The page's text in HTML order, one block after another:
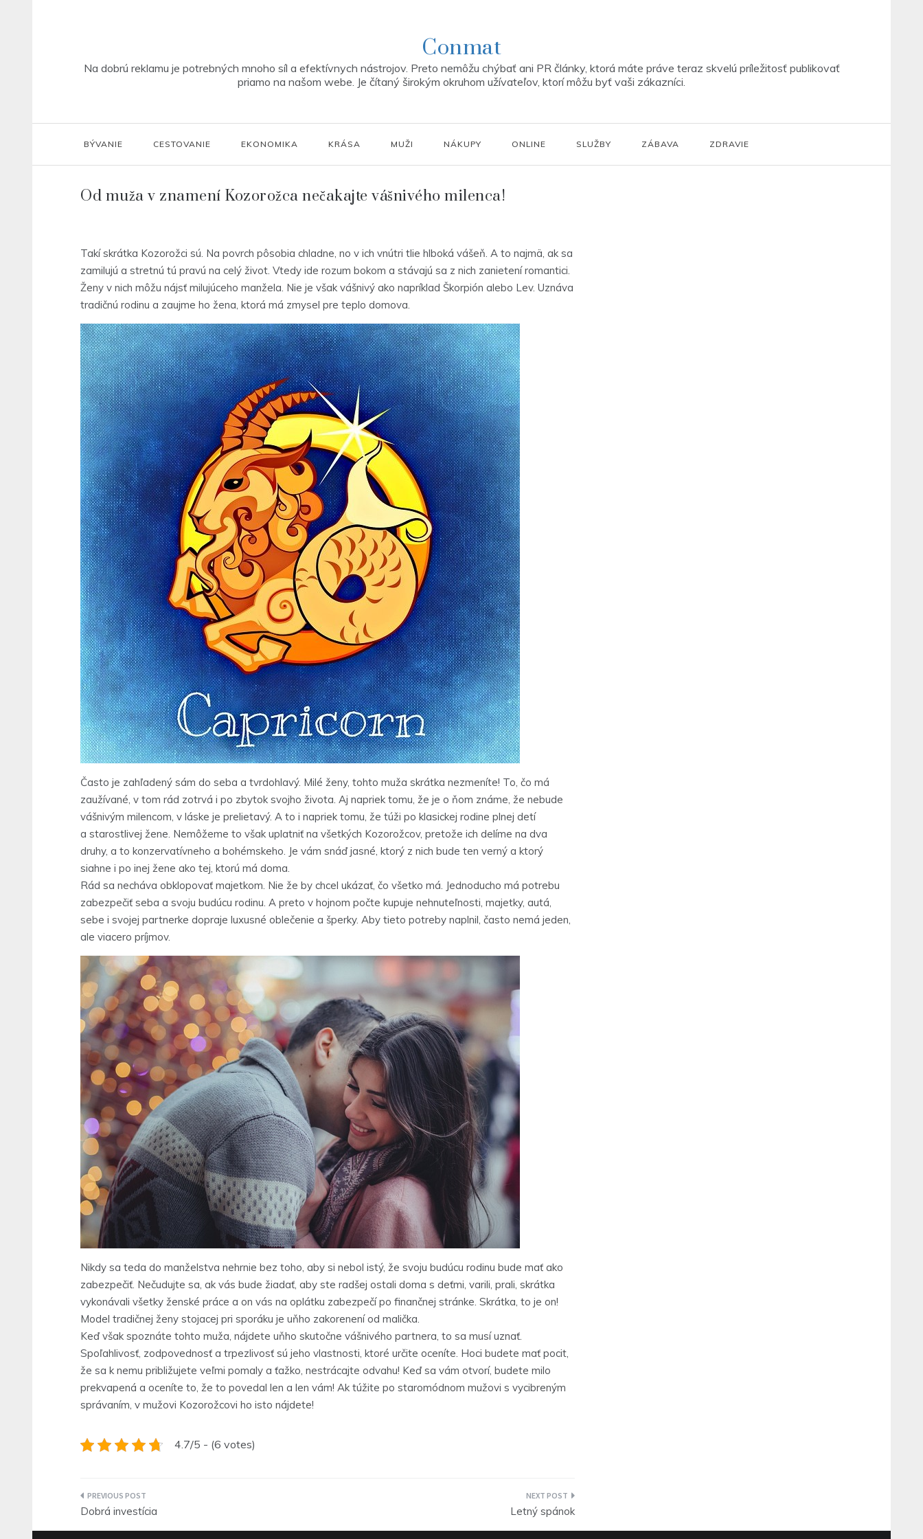
Conmat
Na dobrú reklamu je potrebných mnoho síl a efektívnych nástrojov. Preto nemôžu chýbať ani PR články, ktorá máte práve teraz skvelú príležitosť publikovať
priamo na našom webe. Je čítaný širokým okruhom užívateľov, ktorí môžu byť vaši zákazníci.
BÝVANIE CESTOVANIE EKONOMIKA KRÁSA MUŽI NÁKUPY ONLINE SLUŽBY ZÁBAVA ZDRAVIE
Od muža v znamení Kozorožca nečakajte vášnivého milenca!
Takí skrátka Kozorožci sú. Na povrch pôsobia chladne, no v ich vnútri tlie hlboká vášeň. A to najmä, ak sa
zamilujú a stretnú tú pravú na celý život. Vtedy ide rozum bokom a stávajú sa z nich zanietení romantici.
Ženy v nich môžu nájsť milujúceho manžela. Nie je však vášnivý ako napríklad Škorpión alebo Lev. Uznáva
tradičnú rodinu a zaujme ho žena, ktorá má zmysel pre teplo domova.
Často je zahľadený sám do seba a tvrdohlavý. Milé ženy, tohto muža skrátka nezmeníte! To, čo má
zaužívané, v tom rád zotrvá i po zbytok svojho života. Aj napriek tomu, že je o ňom známe, že nebude
vášnivým milencom, v láske je prelietavý. A to i napriek tomu, že túži po klasickej rodine plnej detí
a starostlivej žene. Nemôžeme to však uplatniť na všetkých Kozorožcov, pretože ich delíme na dva
druhy, a to konzervatívneho a bohémskeho. Je vám snáď jasné, ktorý z nich bude ten verný a ktorý
siahne i po inej žene ako tej, ktorú má doma.
Rád sa necháva obklopovať majetkom. Nie že by chcel ukázať, čo všetko má. Jednoducho má potrebu
zabezpečiť seba a svoju budúcu rodinu. A preto v hojnom počte kupuje nehnuteľnosti, majetky, autá,
sebe i svojej partnerke dopraje luxusné oblečenie a šperky. Aby tieto potreby naplnil, často nemá jeden,
ale viacero príjmov.
Nikdy sa teda do manželstva nehrnie bez toho, aby si nebol istý, že svoju budúcu rodinu bude mať ako
zabezpečiť. Nečudujte sa, ak vás bude žiadať, aby ste radšej ostali doma s deťmi, varili, prali, skrátka
vykonávali všetky ženské práce a on vás na oplátku zabezpečí po finančnej stránke. Skrátka, to je on!
Model tradičnej ženy stojacej pri sporáku je uňho zakorenení od malička.
Keď však spoznáte tohto muža, nájdete uňho skutočne vášnivého partnera, to sa musí uznať.
Spoľahlivosť, zodpovednosť a trpezlivosť sú jeho vlastnosti, ktoré určite oceníte. Hoci budete mať pocit,
že sa k nemu približujete veľmi pomaly a ťažko, nestrácajte odvahu! Keď sa vám otvorí, budete milo
prekvapená a oceníte to, že to povedal len a len vám! Ak túžite po staromódnom mužovi s vycibreným
správaním, v mužovi Kozorožcovi ho isto nájdete!
4.7/5 - (6 votes)
Navigace
pro
Dobrá investícia Letný spánok